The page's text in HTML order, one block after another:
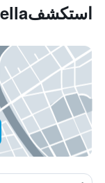
استكشفCittadella, فيرونا